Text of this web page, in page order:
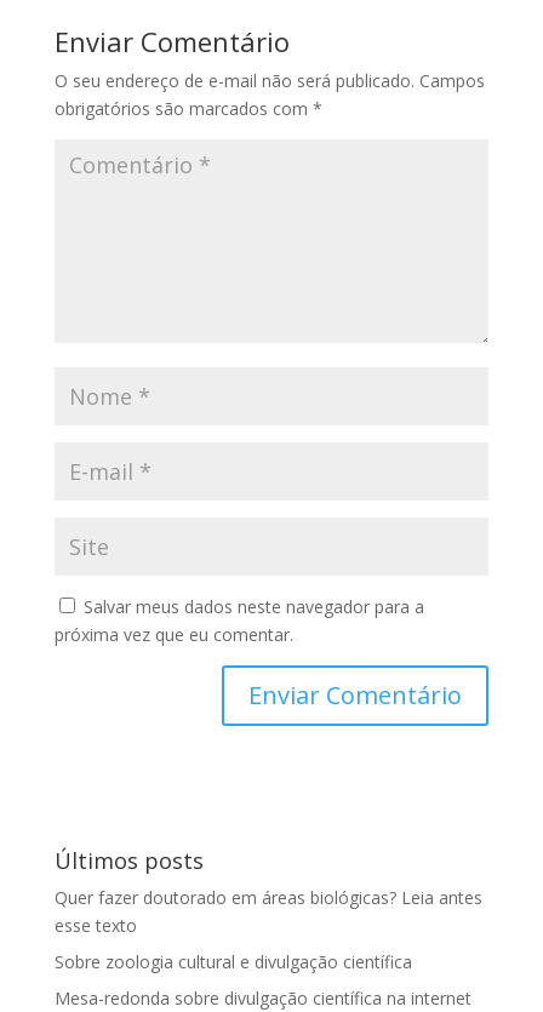
o
o
k
o
n
Enviar Comentário
O seu endereço de e-mail não será publicado. Campos
obrigatórios são marcados com *
Salvar meus dados neste navegador para a
próxima vez que eu comentar.
Últimos posts
Quer fazer doutorado em áreas biológicas? Leia antes
esse texto
Sobre zoologia cultural e divulgação científica
Mesa-redonda sobre divulgação científica na internet